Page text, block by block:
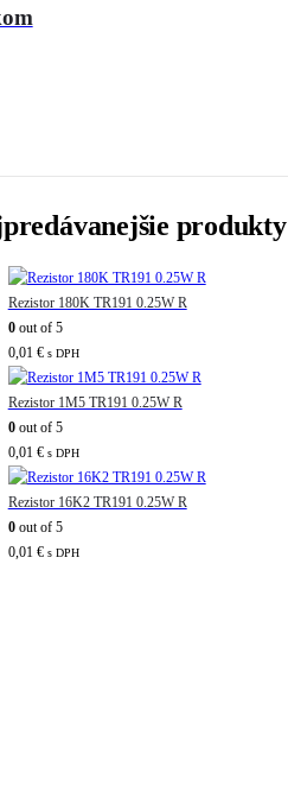
produkty
Rezistor 180K TR191 0.25W R
0out of 5
0,01 € s DPH
Rezistor 1M5 TR191 0.25W R
0out of 5
0,01 € s DPH
Rezistor 16K2 TR191 0.25W R
0out of 5
0,01 € s DPH